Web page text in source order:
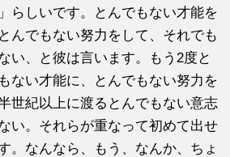
らしいです。とんでもない才能を
んでもない努力をして、それでも
い、と彼は言います。もう2度と
ない才能に、とんでもない努力を
世紀以上に渡るとんでもない意志
い。それらが重なって初めて出せ
。なんなら、もう、なんか、ちょ